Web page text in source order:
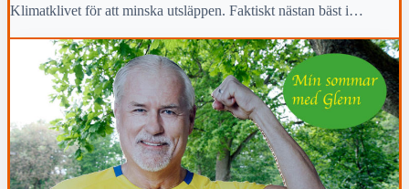
Klimatklivet för att minska utsläppen. Faktiskt nästan bäst i
Sverige.